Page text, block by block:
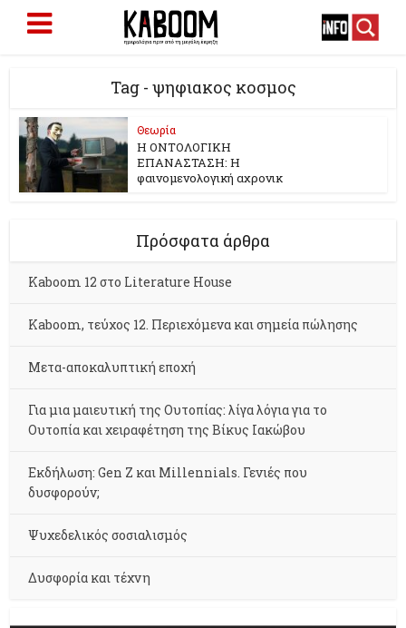
Tag - ψηφιακος κοσμος
Θεωρία
H ΟΝΤΟΛΟΓΙΚΗ
ΕΠΑΝΑΣΤΑΣΗ: Η
φαινομενολογική αχρονικ
Πρόσφατα άρθρα
Kaboom 12 στο Literature House
Kaboom, τεύχος 12. Περιεχόμενα και σημεία πώλησης
Μετα-αποκαλυπτική εποχή
Για μια μαιευτική της Ουτοπίας: λίγα λόγια για το
Ουτοπία και χειραφέτηση της Βίκυς Ιακώβου
Εκδήλωση: Gen Z και Millennials. Γενιές που
δυσφορούν;
Ψυχεδελικός σοσιαλισμός
Δυσφορία και τέχνη